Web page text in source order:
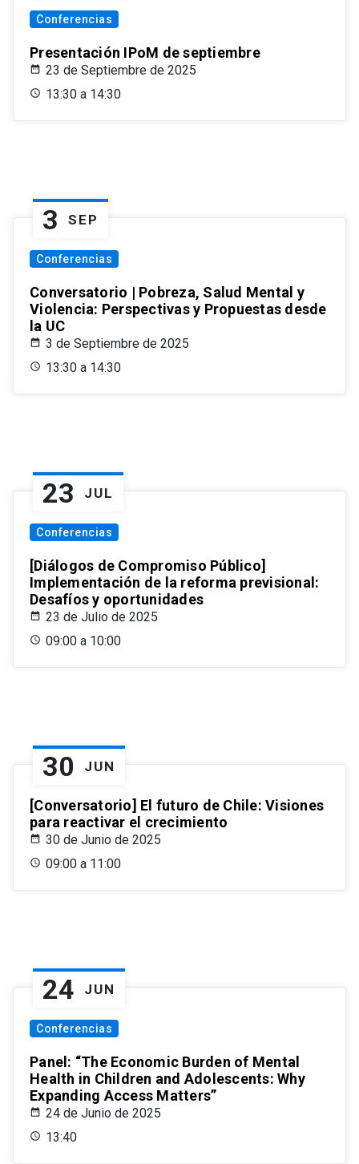
Conferencias
Presentación IPoM de septiembre
23 de Septiembre de 2025
13:30 a 14:30
3 SEP
Conferencias
Conversatorio | Pobreza, Salud Mental y
Violencia: Perspectivas y Propuestas desde
la UC
3 de Septiembre de 2025
13:30 a 14:30
23 JUL
Conferencias
[Diálogos de Compromiso Público]
Implementación de la reforma previsional:
Desafíos y oportunidades
23 de Julio de 2025
09:00 a 10:00
30 JUN
[Conversatorio] El futuro de Chile: Visiones
para reactivar el crecimiento
30 de Junio de 2025
09:00 a 11:00
24 JUN
Conferencias
Panel: “The Economic Burden of Mental
Health in Children and Adolescents: Why
Expanding Access Matters”
24 de Junio de 2025
13:40